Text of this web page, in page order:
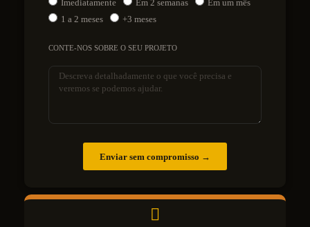
Imediatamente Em 2 semanas
Em um mês
1 a 2 meses
+3 meses
CONTE-NOS SOBRE O SEU PROJETO
Enviar sem compromisso →